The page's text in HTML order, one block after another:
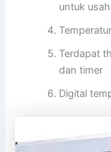
untuk
Terdapat
dan timer
Digital